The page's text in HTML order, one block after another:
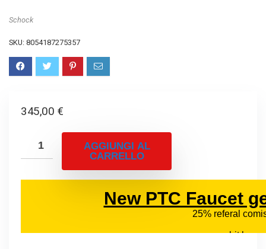
Schock
SKU: 8054187275357
345,00 €
AGGIUNGI AL
CARRELLO